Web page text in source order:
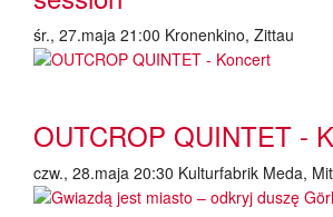
śr., 27.maja 21:00 Kronenkino, Zittau
OUTCROP QUINTET -
czw., 28.maja 20:30 Kulturfabrik Meda,